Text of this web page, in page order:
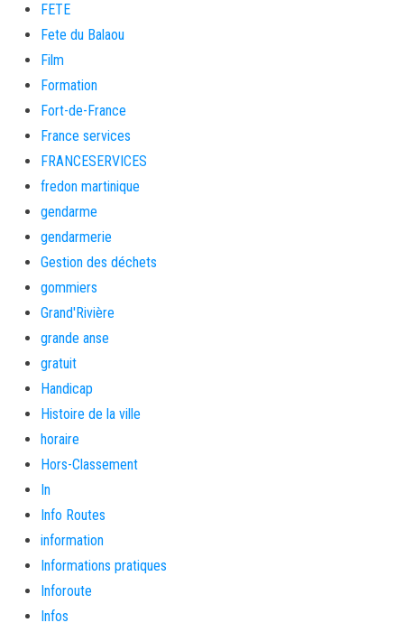
FETE
Fete du Balaou
Film
Formation
Fort-de-France
France services
FRANCESERVICES
fredon martinique
gendarme
gendarmerie
Gestion des déchets
gommiers
Grand'Rivière
grande anse
gratuit
Handicap
Histoire de la ville
horaire
Hors-Classement
In
Info Routes
information
Informations pratiques
Inforoute
Infos